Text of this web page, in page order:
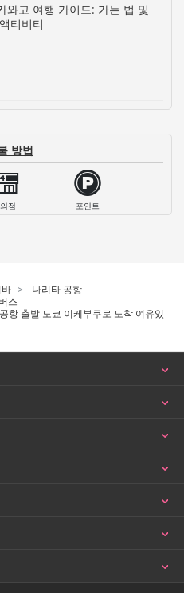
와고 여행 가이드: 가는 법 및
티비티
방법
점 포인트
나리타 공항
스
항 출발 도쿄 이케부쿠로 도착 여유있